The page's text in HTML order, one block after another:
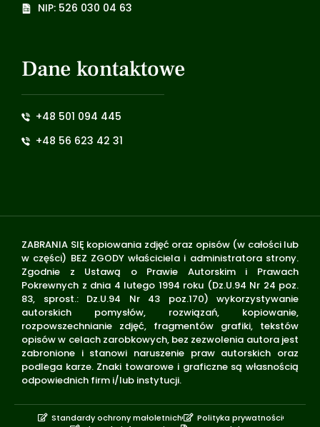
NIP: 526 030 04 63
Dane kontaktowe
+48 501 094 445
+48 56 623 42 31
ZABRANIA SIĘ kopiowania zdjęć oraz opisów (w całości lub
w części) BEZ ZGODY właściciela i administratora strony.
Zgodnie z Ustawą o Prawie Autorskim i Prawach
Pokrewnych z dnia 4 lutego 1994 roku (Dz.U.94 Nr 24 poz.
83, sprost.: Dz.U.94 Nr 43 poz.170) wykorzystywanie
autorskich pomysłów, rozwiązań, kopiowanie,
rozpowszechnianie zdjęć, fragmentów grafiki, tekstów
opisów w celach zarobkowych, bez zezwolenia autora jest
zabronione i stanowi naruszenie praw autorskich oraz
podlega karze. Znaki towarowe i graficzne są własnością
odpowiednich firm i/lub instytucji.
Standardy ochrony małoletnich
Polityka prywatności